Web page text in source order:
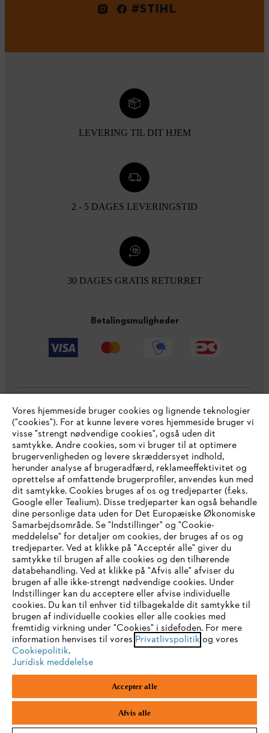
#STIHL
LEVERING TIL DIT HJEM
2 - 5 DAGES LEVERINGSTID
30 DAGES GRATIS RETURRET
Betalingsmuligheder
Virksomheden
STIHL FAQ
Service
Generelle vilkår og betingelser Privatlivspolitik
Juridisk meddelelse Cookies
Juridisk information
1st floor
IHR BROWSER WIRD NICHT
UNTERSTÜTZT
Sie nutzen einen Browser, den wir noch nicht unterstützen. Für
eine optimale Nutzung unserer Seite empfehlen wir Ihnen, zu
einem der folgenden Browser zu wechseln:
Firefox Chrome
Vores hjemmeside bruger cookies og lignende teknologier
("cookies"). For at kunne levere vores hjemmeside bruger vi
visse "strengt nødvendige cookies", også uden dit
samtykke. Andre cookies, som vi bruger til at optimere
brugervenligheden og levere skræddersyet indhold,
herunder analyse af brugeradfærd, reklameeffektivitet og
oprettelse af omfattende brugerprofiler, anvendes kun med
dit samtykke. Cookies bruges af os og tredjeparter (f.eks.
Google eller Tealium). Disse tredjeparter kan også behandle
dine personlige data uden for Det Europæiske Økonomiske
Samarbejdsområde. Se "Indstillinger" og "Cookie-
meddelelse" for detaljer om cookies, der bruges af os og
tredjeparter. Ved at klikke på "Acceptér alle" giver du
samtykke til brugen af alle cookies og den tilhørende
databehandling. Ved at klikke på "Afvis alle" afviser du
brugen af alle ikke-strengt nødvendige cookies. Under
Indstillinger kan du acceptere eller afvise individuelle
cookies. Du kan til enhver tid tilbagekalde dit samtykke til
brugen af individuelle cookies eller alle cookies med
fremtidig virkning under "Cookies" i sidefoden. For mere
information henvises til vores Privatlivspolitik og vores
Cookiepolitik.
Juridisk meddelelse
Accepter alle
Afvis alle